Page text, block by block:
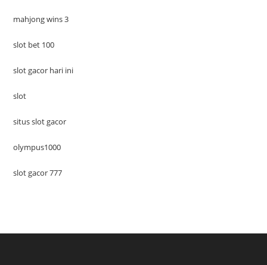
mahjong wins 3
slot bet 100
slot gacor hari ini
slot
situs slot gacor
olympus1000
slot gacor 777